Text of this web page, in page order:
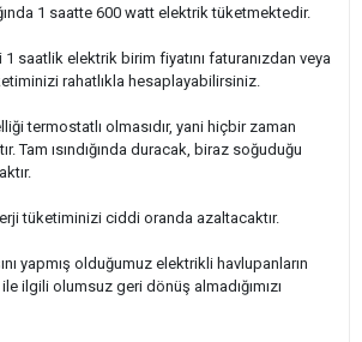
1 saatte 600 watt elektrik tüketmektedir.
1 saatlik elektrik birim fiyatını faturanızdan veya
rahatlıkla hesaplayabilirsiniz.
termostatlı olmasıdır, yani hiçbir zaman
Tam ısındığında duracak, biraz soğuduğu
tüketiminizi ciddi oranda azaltacaktır.
yapmış olduğumuz elektrikli havlupanların
ilgili olumsuz geri dönüş almadığımızı